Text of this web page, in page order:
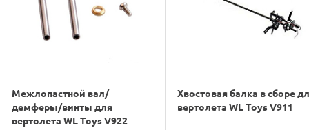
Межлопастной вал/
демферы/винты для
вертолета WL Toys V922
Хвостовая балка в сборе
вертолета WL Toys V911